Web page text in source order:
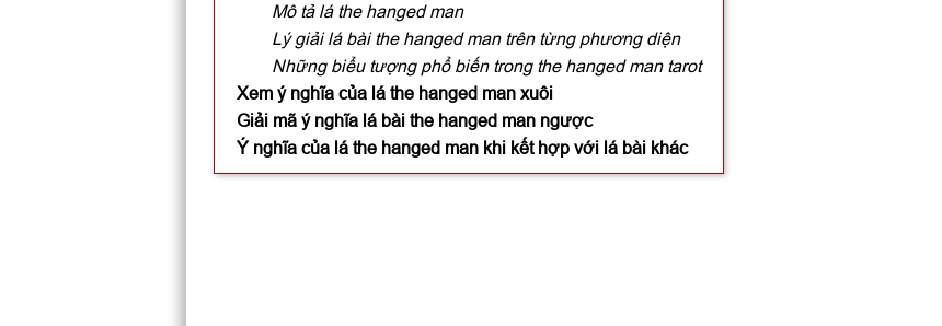
Mô tả lá the hanged man
Lý giải lá bài the hanged man trên từng phương diện
Những biểu tượng phổ biến trong the hanged man tarot
Xem ý nghĩa của lá the hanged man xuôi
Giải mã ý nghĩa lá bài the hanged man ngược
Ý nghĩa của lá the hanged man khi kết hợp với lá bài khác